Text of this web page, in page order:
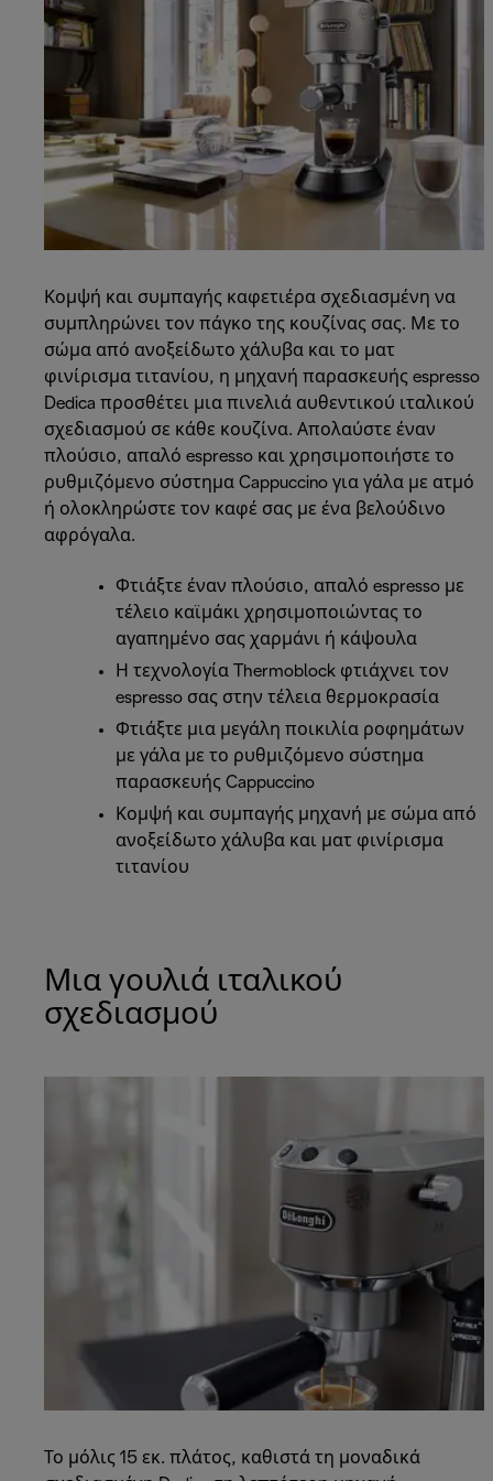
Κομψή και συμπαγής καφετιέρα σχεδιασμένη να
συμπληρώνει τον πάγκο της κουζίνας σας. Με το
σώμα από ανοξείδωτο χάλυβα και το ματ
φινίρισμα τιτανίου, η μηχανή παρασκευής espresso
Dedica προσθέτει μια πινελιά αυθεντικού ιταλικού
σχεδιασμού σε κάθε κουζίνα. Απολαύστε έναν
πλούσιο, απαλό espresso και χρησιμοποιήστε το
ρυθμιζόμενο σύστημα Cappuccino για γάλα με ατμό
ή ολοκληρώστε τον καφέ σας με ένα βελούδινο
αφρόγαλα.
Φτιάξτε έναν πλούσιο, απαλό espresso με
τέλειο καϊμάκι χρησιμοποιώντας το
αγαπημένο σας χαρμάνι ή κάψουλα
Η τεχνολογία Thermoblock φτιάχνει τον
espresso σας στην τέλεια θερμοκρασία
Φτιάξτε μια μεγάλη ποικιλία ροφημάτων
με γάλα με το ρυθμιζόμενο σύστημα
παρασκευής Cappuccino
Κομψή και συμπαγής μηχανή με σώμα από
ανοξείδωτο χάλυβα και ματ φινίρισμα
τιτανίου
Μια γουλιά ιταλικού
σχεδιασμού
Το μόλις 15 εκ. πλάτος, καθιστά τη μοναδικά